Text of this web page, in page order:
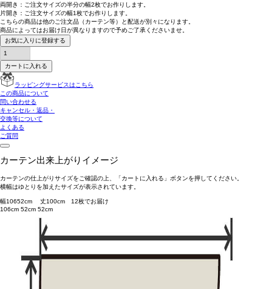
両開き： ご注文サイズの半分の幅2枚でお作りします。
片開き： ご注文サイズの幅1枚でお作りします。
こちらの商品は他のご注文品（カーテン等）と配送が別々 になります。
商品によってはお届け日が異なりますので予めご了承くださいませ。
お気に入りに登録する
カートに入れる
ラッピングサービスはこちら
この商品について
問い合わせる
キャンセル・返品・
交換等について
よくある
ご質問
カーテン出来上がりイメージ
カーテンの仕上がりサイズをご確認の上、「カートに入れる」ボタンを押してください。
横幅はゆとりを加えたサイズが表示されています。
幅10652cm 丈100cm 12枚でお届け
106cm 52cm 52cm